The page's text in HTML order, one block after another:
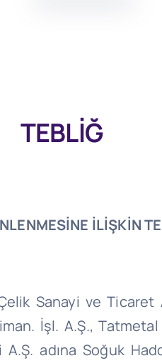
TEBLİĞ
İLİŞKİN
Sanayi ve Ticaret
İşl. A.Ş., Tatmetal
adına Soğuk